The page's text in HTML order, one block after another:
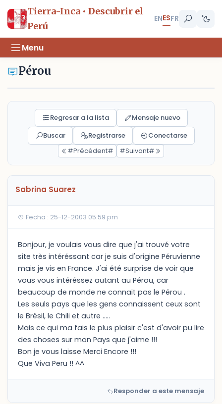
Tierra-Inca • Descubrir el
Perú
ENESFR
Menu
Pérou
Regresar a la lista
Mensaje nuevo
Buscar
Registrarse
Conectarse
#Précédent#
#Suivant#
Sabrina Suarez
Fecha : 25-12-2003 05:59 pm
Bonjour, je voulais vous dire que j'ai trouvé votre
site très intéréssant car je suis d'origine Péruvienne
mais je vis en France. J'ai été surprise de voir que
vous vous intéréssez autant au Pérou, car
beaucoup de monde ne connait pas le Pérou .
Les seuls pays que les gens connaissent ceux sont
le Brésil, le Chili et autre .....
Mais ce qui ma fais le plus plaisir c'est d'avoir pu lire
des choses sur mon Pays que j'aime !!!
Bon je vous laisse Merci Encore !!!
Que Viva Peru !! ^^
Responder a este mensaje